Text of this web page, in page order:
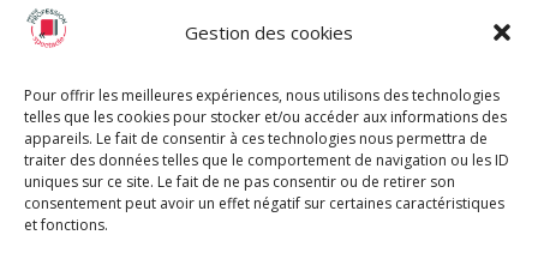
Gestion des cookies
Pour offrir les meilleures expériences, nous utilisons des technologies
telles que les cookies pour stocker et/ou accéder aux informations des
appareils. Le fait de consentir à ces technologies nous permettra de
traiter des données telles que le comportement de navigation ou les ID
uniques sur ce site. Le fait de ne pas consentir ou de retirer son
consentement peut avoir un effet négatif sur certaines caractéristiques
et fonctions.
Chèque Intermittents
Chèque Compta
Chèque Emploi Spectacle
G-Pods
Profession Audio-visuel
Le Cahier Pro
Suivre Suivre